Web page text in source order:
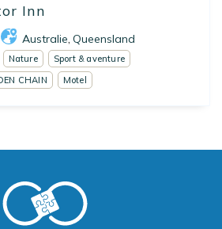
Inn
Australie Queensland
Nature
Sport & aventure
CHAIN Motel